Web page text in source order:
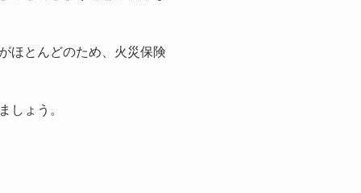
ほとんどのため、火災保険
しょう。